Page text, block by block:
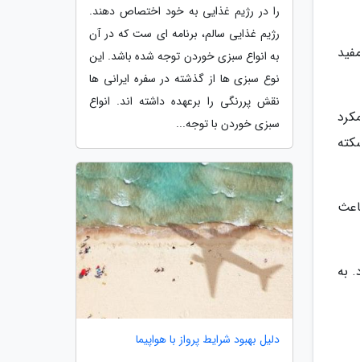
به
را در رژیم غذایی به خود اختصاص دهند.
رژیم غذایی سالم، برنامه ای ست که در آن
به انواع سبزی خوردن توجه شده باشد. این
نوع سبزی ها از گذشته در سفره ایرانی ها
نقش پررنگی را برعهده داشته اند. انواع
سبزی خوردن با توجه...
دلیل بهبود شرایط پرواز با هواپیما